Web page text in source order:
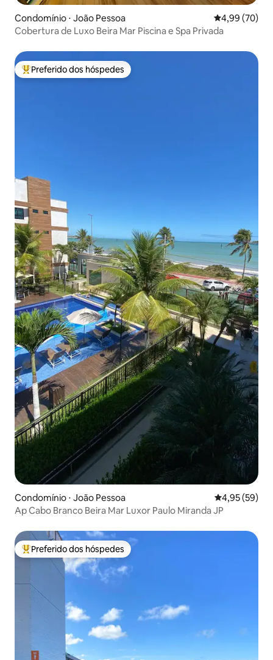
Condomínio ⋅ João Pessoa 4,99 de uma
4,99 (70)
Cobertura de Luxo Beira Mar Piscina e Spa Privada
Entre os melhores preferidos dos hóspedes
Preferido dos hóspedes
Condomínio ⋅ João Pessoa 4,95 de uma
4,95 (59)
Ap Cabo Branco Beira Mar Luxor Paulo Miranda JP
Entre os melhores preferidos dos hóspedes
Preferido dos hóspedes